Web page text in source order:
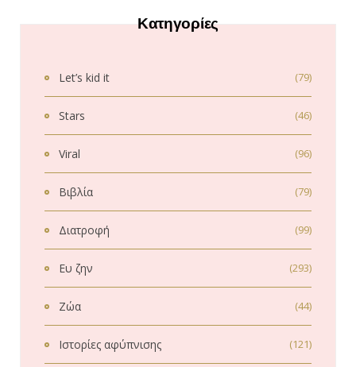
Κατηγορίες
Let’s kid it (79)
Stars (46)
Viral (96)
Βιβλία (79)
Διατροφή (99)
Ευ ζην (293)
Ζώα (44)
Ιστορίες αφύπνισης (121)